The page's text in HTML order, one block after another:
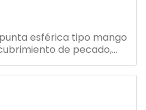
esférica tipo mango
de pecado,
h6